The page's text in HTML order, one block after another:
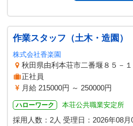
作業スタッフ（土木・造園）
株式会社香楽園
秋田県由利本荘市二番堰８５－１
正社員
月給 215000円 ～ 250000円
ハローワーク 本荘公共職業安定所
採用人数：2人 受理日： 2026年08月